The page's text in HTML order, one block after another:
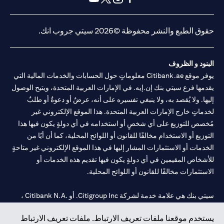
يستخدم موقعنا ملفات تعريف الارتباط. ملفات تعريف الارتباط
حقوق الطبع والنشر محفوظة ©2026 سيتي جروب انك.
البنود و الظروف
يوفر موقع Citibank.ae معلوماتٍ حول الحسابات والخدمات المالية التي
يقدمها فرع سيتي بنك إن.إيه. في الإمارات العربية المتحدة، ويتيح الوصول
إليها. ولا يُقصد به، ولا ينبغي تفسيره على أنه، عرضٌ أو دعوةٌ أو طلبٌ
لخدماتٍ خارج الإمارات العربية المتحدة. هذا الموقع الإلكتروني غير
مُخصص للتوزيع على أي شخصٍ أو استخدامه في أي دولةٍ يكون فيها هذا
التوزيع أو الاستخدام مخالفًا للقانون أو اللوائح المحلية، كما أن أيًا من
الخدمات أو الاستثمارات المشار إليها في هذا الموقع الإلكتروني غير متاحةٍ
للأشخاص المقيمين في أي دولةٍ يكون فيها تقديم هذه الخدمات أو
الاستثمارات مخالفًا للقانون أو اللوائح المحلية.
سيتي بنك هي علامة خدمة لشركة Citigroup Inc. أو .Citibank N.A ،